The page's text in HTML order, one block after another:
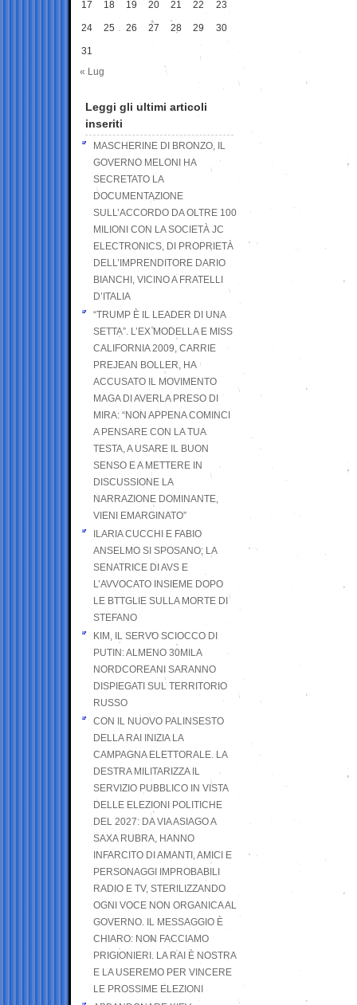
17 18 19 20 21 22 23
24 25 26 27 28 29 30
31
« Lug
Leggi gli ultimi articoli
inseriti
MASCHERINE DI BRONZO, IL
GOVERNO MELONI HA
SECRETATO LA
DOCUMENTAZIONE
SULL’ACCORDO DA OLTRE 100
MILIONI CON LA SOCIETÀ JC
ELECTRONICS, DI PROPRIETÀ
DELL’IMPRENDITORE DARIO
BIANCHI, VICINO A FRATELLI
D’ITALIA
“TRUMP È IL LEADER DI UNA
SETTA”. L’EX MODELLA E MISS
CALIFORNIA 2009, CARRIE
PREJEAN BOLLER, HA
ACCUSATO IL MOVIMENTO
MAGA DI AVERLA PRESO DI
MIRA: “NON APPENA COMINCI
A PENSARE CON LA TUA
TESTA, A USARE IL BUON
SENSO E A METTERE IN
DISCUSSIONE LA
NARRAZIONE DOMINANTE,
VIENI EMARGINATO”
ILARIA CUCCHI E FABIO
ANSELMO SI SPOSANO; LA
SENATRICE DI AVS E
L’AVVOCATO INSIEME DOPO
LE BTTGLIE SULLA MORTE DI
STEFANO
KIM, IL SERVO SCIOCCO DI
PUTIN: ALMENO 30MILA
NORDCOREANI SARANNO
DISPIEGATI SUL TERRITORIO
RUSSO
CON IL NUOVO PALINSESTO
DELLA RAI INIZIA LA
CAMPAGNA ELETTORALE. LA
DESTRA MILITARIZZA IL
SERVIZIO PUBBLICO IN VISTA
DELLE ELEZIONI POLITICHE
DEL 2027: DA VIA ASIAGO A
SAXA RUBRA, HANNO
INFARCITO DI AMANTI, AMICI E
PERSONAGGI IMPROBABILI
RADIO E TV, STERILIZZANDO
OGNI VOCE NON ORGANICA AL
GOVERNO. IL MESSAGGIO È
CHIARO: NON FACCIAMO
PRIGIONIERI. LA RAI È NOSTRA
E LA USEREMO PER VINCERE
LE PROSSIME ELEZIONI